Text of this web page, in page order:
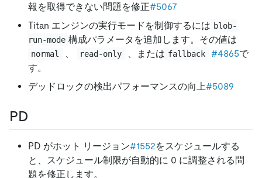
報を取得できない問題を修正#5067
Titan エンジンの実行モードを制御するには blob-
run-mode 構成パラメータを追加します。その値は
normal 、 read-only 、または fallback #4865で
す。
デッドロックの検出パフォーマンスの向上#5089
PD
PD がホット リージョン#1552をスケジュールする
と、スケジュール制限が自動的に 0 に調整される問
題を修正します。